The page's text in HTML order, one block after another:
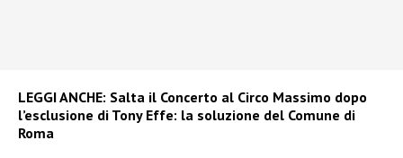
LEGGI ANCHE: Salta il Concerto al Circo Massimo dopo
l’esclusione di Tony Effe: la soluzione del Comune di
Roma